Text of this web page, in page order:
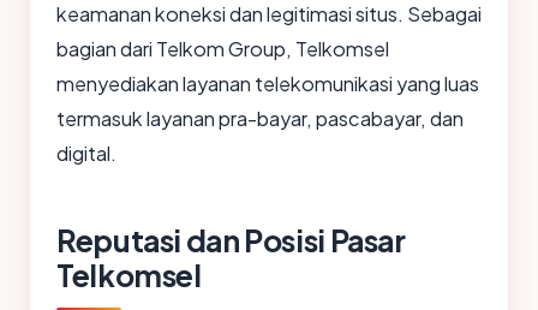
keamanan koneksi dan legitimasi situs. Sebagai
bagian dari Telkom Group, Telkomsel
menyediakan layanan telekomunikasi yang luas
termasuk layanan pra-bayar, pascabayar, dan
digital.
Reputasi dan Posisi Pasar
Telkomsel